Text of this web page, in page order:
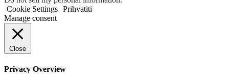
Cookie Settings Prihvatiti
Manage consent
Close
Privacy Overview